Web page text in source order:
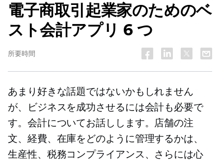
電子商取引起業家のためのベ
スト会計アプリ 6 つ
所要時間
あまり好きな話題ではないかもしれません
が、ビジネスを成功させるには会計も必要で
す。会計についてお話しします。店舗の注
文、経費、在庫をどのように管理するかは、
生産性、税務コンプライアンス、さらには心